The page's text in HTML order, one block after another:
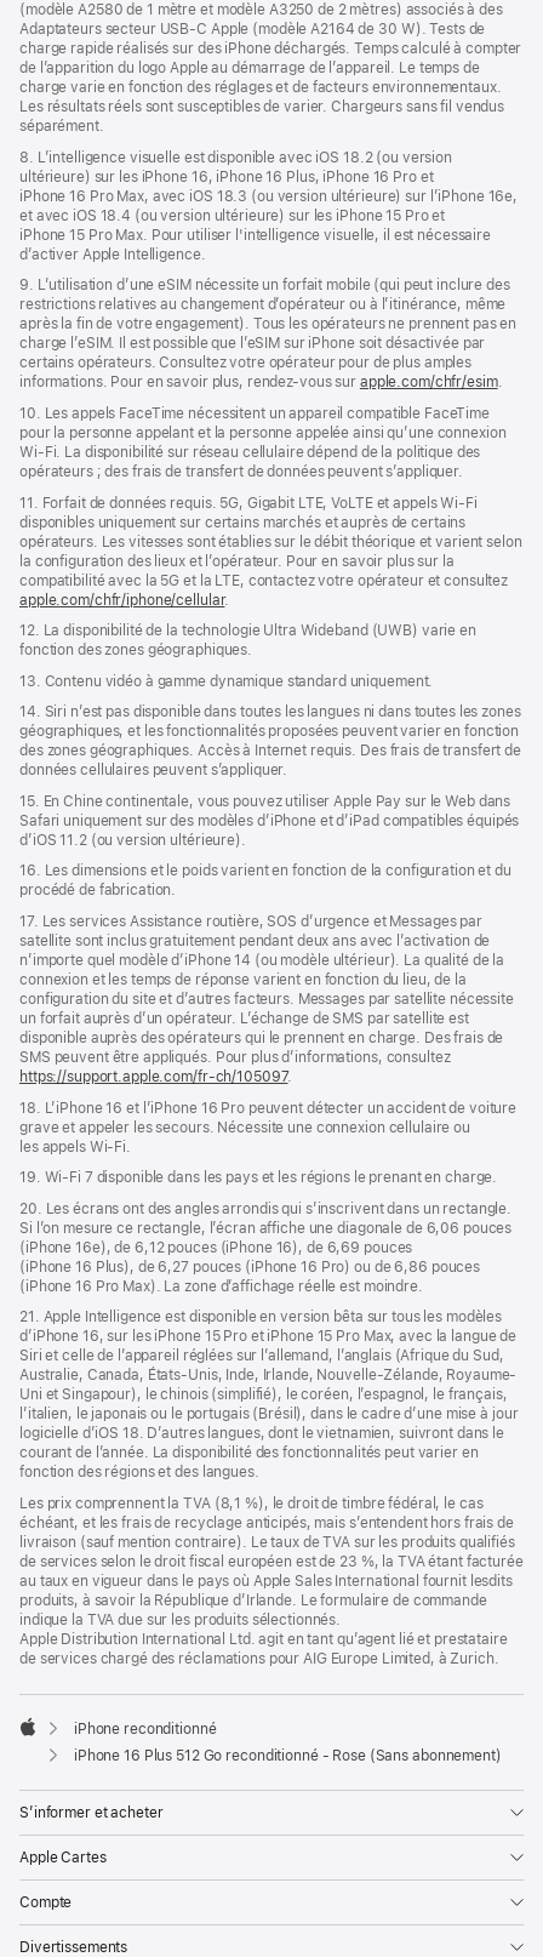
(modèle A2580 de 1 mètre et modèle A3250 de 2 mètres) associés à des
Adaptateurs secteur USB‑C Apple (modèle A2164 de 30 W). Tests de
charge rapide réalisés sur des iPhone déchargés. Temps calculé à compter
de l’apparition du logo Apple au démarrage de l’appareil. Le temps de
charge varie en fonction des réglages et de facteurs environnementaux.
Les résultats réels sont susceptibles de varier. Chargeurs sans fil vendus
séparément.
8. L’intelligence visuelle est disponible avec iOS 18.2 (ou version
ultérieure) sur les iPhone 16, iPhone 16 Plus, iPhone 16 Pro et
iPhone 16 Pro Max, avec iOS 18.3 (ou version ultérieure) sur l’iPhone 16e,
et avec iOS 18.4 (ou version ultérieure) sur les iPhone 15 Pro et
iPhone 15 Pro Max. Pour utiliser l'intelligence visuelle, il est nécessaire
d’activer Apple Intelligence.
9. L’utilisation d’une eSIM nécessite un forfait mobile (qui peut inclure des
restrictions relatives au changement d’opérateur ou à l’itinérance, même
après la fin de votre engagement). Tous les opérateurs ne prennent pas en
charge l’eSIM. Il est possible que l’eSIM sur iPhone soit désactivée par
certains opérateurs. Consultez votre opérateur pour de plus amples
informations. Pour en savoir plus, rendez-vous sur apple.com/chfr/esim.
10. Les appels FaceTime nécessitent un appareil compatible FaceTime
pour la personne appelant et la personne appelée ainsi qu’une connexion
Wi-Fi. La disponibilité sur réseau cellulaire dépend de la politique des
opérateurs ; des frais de transfert de données peuvent s’appliquer.
11. Forfait de données requis. 5G, Gigabit LTE, VoLTE et appels Wi‑Fi
disponibles uniquement sur certains marchés et auprès de certains
opérateurs. Les vitesses sont établies sur le débit théorique et varient selon
la configuration des lieux et l’opérateur. Pour en savoir plus sur la
compatibilité avec la 5G et la LTE, contactez votre opérateur et consultez
apple.com/chfr/iphone/cellular.
12. La disponibilité de la technologie Ultra Wideband (UWB) varie en
fonction des zones géographiques.
13. Contenu vidéo à gamme dynamique standard uniquement.
14. Siri n’est pas disponible dans toutes les langues ni dans toutes les zones
géographiques, et les fonctionnalités proposées peuvent varier en fonction
des zones géographiques. Accès à Internet requis. Des frais de transfert de
données cellulaires peuvent s’appliquer.
15. En Chine continentale, vous pouvez utiliser Apple Pay sur le Web dans
Safari uniquement sur des modèles d’iPhone et d’iPad compatibles équipés
d’iOS 11.2 (ou version ultérieure).
16. Les dimensions et le poids varient en fonction de la configuration et du
procédé de fabrication.
17. Les services Assistance routière, SOS d’urgence et Messages par
satellite sont inclus gratuitement pendant deux ans avec l’activation de
n’importe quel modèle d’iPhone 14 (ou modèle ultérieur). La qualité de la
connexion et les temps de réponse varient en fonction du lieu, de la
configuration du site et d’autres facteurs. Messages par satellite nécessite
un forfait auprès d’un opérateur. L’échange de SMS par satellite est
disponible auprès des opérateurs qui le prennent en charge. Des frais de
SMS peuvent être appliqués. Pour plus d’informations, consultez
https://support.apple.com/fr-ch/105097.
18. L’iPhone 16 et l’iPhone 16 Pro peuvent détecter un accident de voiture
grave et appeler les secours. Nécessite une connexion cellulaire ou
les appels Wi‑Fi.
19. Wi-Fi 7 disponible dans les pays et les régions le prenant en charge.
20. Les écrans ont des angles arrondis qui s’inscrivent dans un rectangle.
Si l’on mesure ce rectangle, l’écran affiche une diagonale de 6,06 pouces
(iPhone 16e), de 6,12 pouces (iPhone 16), de 6,69 pouces
(iPhone 16 Plus), de 6,27 pouces (iPhone 16 Pro) ou de 6,86 pouces
(iPhone 16 Pro Max). La zone d’affichage réelle est moindre.
21. Apple Intelligence est disponible en version bêta sur tous les modèles
d’iPhone 16, sur les iPhone 15 Pro et iPhone 15 Pro Max, avec la langue de
Siri et celle de l’appareil réglées sur l’allemand, l’anglais (Afrique du Sud,
Australie, Canada, États-Unis, Inde, Irlande, Nouvelle-Zélande, Royaume-
Uni et Singapour), le chinois (simplifié), le coréen, l’espagnol, le français,
l’italien, le japonais ou le portugais (Brésil), dans le cadre d’une mise à jour
logicielle d’iOS 18. D’autres langues, dont le vietnamien, suivront dans le
courant de l’année. La disponibilité des fonctionnalités peut varier en
fonction des régions et des langues.
Les prix comprennent la TVA (8,1 %), le droit de timbre fédéral, le cas
échéant, et les frais de recyclage anticipés, mais s’entendent hors frais de
livraison (sauf mention contraire). Le taux de TVA sur les produits qualifiés
de services selon le droit fiscal européen est de 23 %, la TVA étant facturée
au taux en vigueur dans le pays où Apple Sales International fournit lesdits
produits, à savoir la République d’Irlande. Le formulaire de commande
indique la TVA due sur les produits sélectionnés.
Apple Distribution International Ltd. agit en tant qu’agent lié et prestataire
de services chargé des réclamations pour AIG Europe Limited, à Zurich.
Apple
iPhone reconditionné
iPhone 16 Plus 512 Go reconditionné - Rose (Sans abonnement)
S’informer et acheter
Apple Cartes
Compte
Divertissements